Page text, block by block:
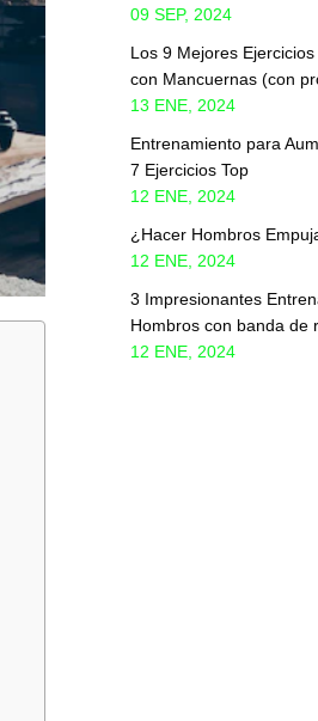
09 SEP, 2024
Los 9 Mejores
con Mancuernas (con
13 ENE, 2024
Entrenamiento para
7 Ejercicios Top
12 ENE, 2024
¿Hacer Hombros
12 ENE, 2024
3 Impresionantes
Hombros con banda de
12 ENE, 2024